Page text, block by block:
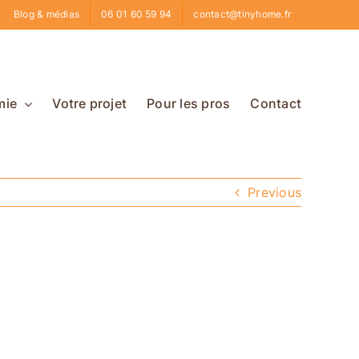
Blog & médias 06 01 60 59 94 contact@tinyhome.fr
Votre projet Pour les pros Contact
Previous